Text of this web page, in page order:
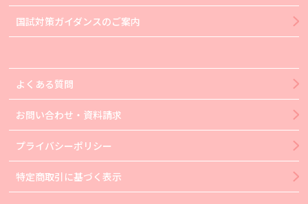
国試対策ガイダンスのご案内
よくある質問
お問い合わせ・資料請求
プライバシーポリシー
特定商取引に基づく表示